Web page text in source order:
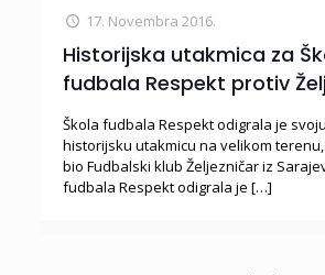
17. Novembra 2016.
Historijska utakmica za
fudbala Respekt protiv
Škola fudbala Respekt odigrala je
historijsku utakmicu na velikom
bio Fudbalski klub Željezničar iz
fudbala Respekt odigrala je […]